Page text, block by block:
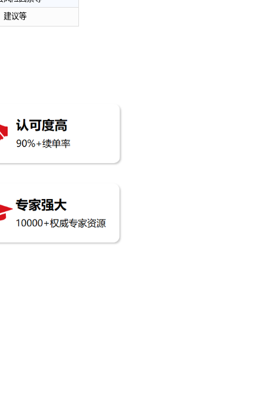
、资产评估、收购方案、法律意见等
险、资金风险、财务风险、法律风险、质量
保风险、政策风险和社会风险因素等
合评价、评价指标汇总、建议等